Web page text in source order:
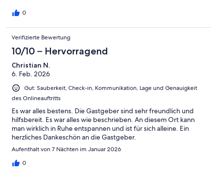
0
Verifizierte Bewertung
10/10 – Hervorragend
Christian N.
6. Feb. 2026
Gut: Sauberkeit, Check-in, Kommunikation, Lage und Genauigkeit
des Onlineauftritts
Es war alles bestens. Die Gastgeber sind sehr freundlich und
hilfsbereit. Es war alles wie beschrieben. An diesem Ort kann
man wirklich in Ruhe entspannen und ist für sich alleine. Ein
herzliches Dankeschön an die Gastgeber.
Aufenthalt von 7 Nächten im Januar 2026
0